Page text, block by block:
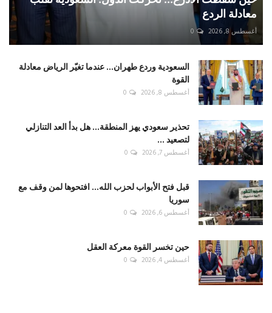
معادلة الردع
أغسطس 8, 2026 0
السعودية وردع طهران... عندما تغيّر الرياض معادلة
القوة
أغسطس 8, 2026 0
تحذير سعودي يهز المنطقة... هل بدأ العد التنازلي
لتصعيد ...
أغسطس 7, 2026 0
قبل فتح الأبواب لحزب الله... افتحوها لمن وقف مع
سوريا
أغسطس 6, 2026 0
حين تخسر القوة معركة العقل
أغسطس 4, 2026 0